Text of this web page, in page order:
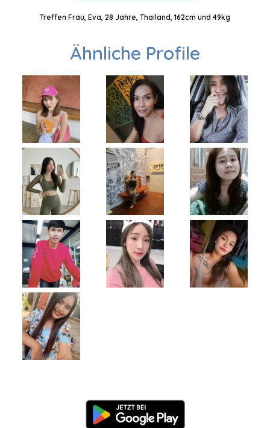
Treffen Frau, Eva, 28 Jahre, Thailand, 162cm und 49kg
Ähnliche Profile